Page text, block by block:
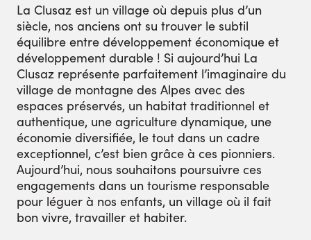
La Clusaz est un village où depuis plus d’un
siècle, nos anciens ont su trouver le subtil
équilibre entre développement économique et
développement durable ! Si aujourd’hui La
Clusaz représente parfaitement l’imaginaire du
village de montagne des Alpes avec des
espaces préservés, un habitat traditionnel et
authentique, une agriculture dynamique, une
économie diversifiée, le tout dans un cadre
exceptionnel, c’est bien grâce à ces pionniers.
Aujourd’hui, nous souhaitons poursuivre ces
engagements dans un tourisme responsable
pour léguer à nos enfants, un village où il fait
bon vivre, travailler et habiter.